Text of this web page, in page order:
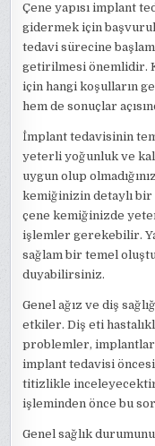
Çene yapısı implant
gidermek için
tedavi sürecine
getirilmesi önemlidir.
için hangi koşulların
hem de sonuçlar
İmplant tedavisinin
yeterli yoğunluk ve
uygun olup
kemiğinizin detaylı
çene kemiğinizde
işlemler gerekebilir.
sağlam bir temel
duyabilirsiniz.
Genel ağız ve diş
etkiler. Diş eti
problemler,
implant tedavisi öncesi,
titizlikle
işleminden önce bu
Genel sağlık